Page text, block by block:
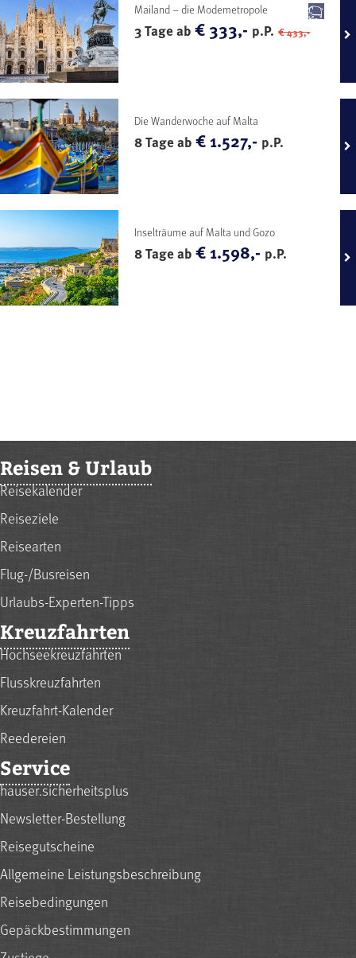
Mailand – die Modemetropole
3 Tage ab€ 333,- p.P. € 433,-
Die Wanderwoche auf Malta
8 Tage ab€ 1.527,- p.P.
Inselträume auf Malta und Gozo
8 Tage ab€ 1.598,- p.P.
Reisen & Urlaub
Reisekalender
Reiseziele
Reisearten
Flug-/Busreisen
Urlaubs-Experten-Tipps
Kreuzfahrten
Hochseekreuzfahrten
Flusskreuzfahrten
Kreuzfahrt-Kalender
Reedereien
Service
hauser.sicherheitsplus
Newsletter-Bestellung
Reisegutscheine
Allgemeine Leistungsbeschreibung
Reisebedingungen
Gepäckbestimmungen